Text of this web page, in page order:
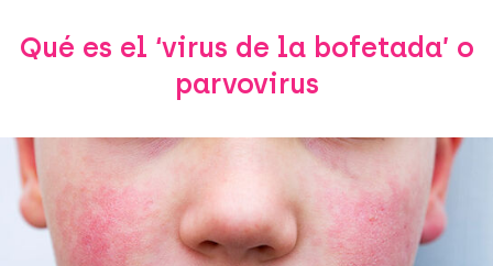
Qué es el ‘virus de la bofetada’ o
parvovirus